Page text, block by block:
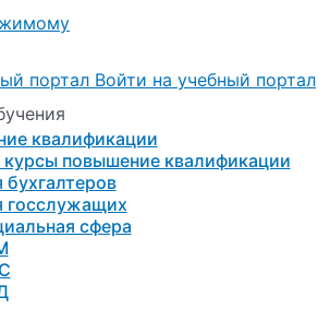
Войти на учебный портал
квалификации
курсы повышение квалификации
бухгалтеров
госслужащих
сфера